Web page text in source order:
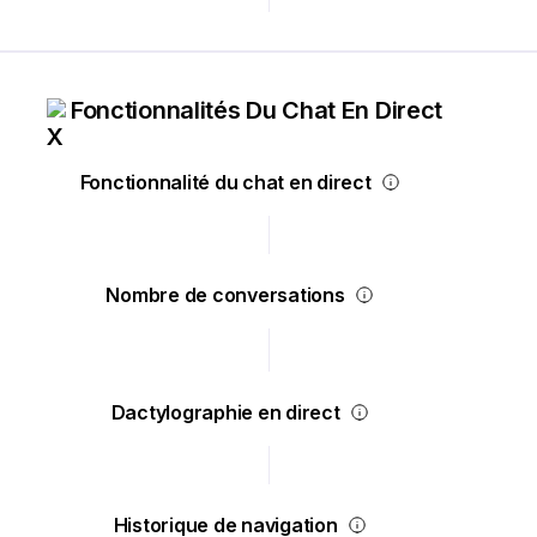
Fonctionnalités Du Chat En Direct
Fonctionnalité du chat en direct
Nombre de conversations
Dactylographie en direct
Historique de navigation